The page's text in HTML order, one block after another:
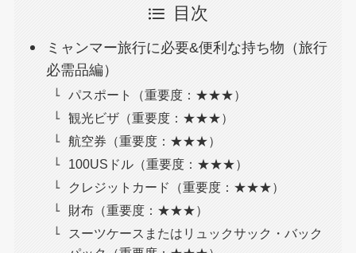
目次
ミャンマー旅行に必要&便利な持ち物（旅行
必需品編）
パスポート（重要度：★★★）
観光ビザ（重要度：★★★）
航空券（重要度：★★★）
100USドル（重要度：★★★）
クレジットカード（重要度：★★★）
財布（重要度：★★★）
スーツケースまたはリュックサック・バック